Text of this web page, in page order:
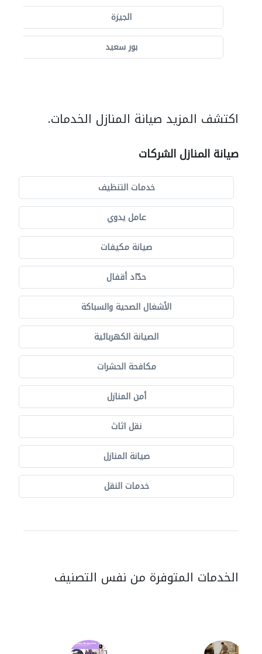
الجيزة
بور سعيد
اكتشف المزيد صيانة المنازل الخدمات.
صيانة المنازل الشركات
خدمات التنظيف
عامل يدوي
صيانة مكيفات
حدّاد أقفال
الأشغال الصحية والسباكة
الصيانة الكهربائية
مكافحة الحشرات
أمن المنازل
نقل اثاث
صيانة المنازل
خدمات النقل
الخدمات المتوفرة من نفس التصنيف